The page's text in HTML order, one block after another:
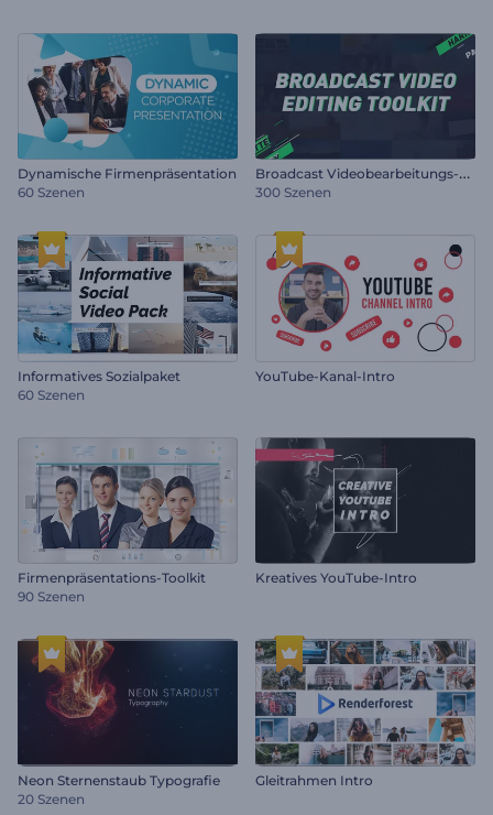
Dynamische Firmenpräsentation
60 Szenen
B
roadcast Videobearbeitungs-Toolkit
300 Szenen
Informatives Sozialpaket
60 Szenen
YouTube-Kanal-Intro
Firmenpräsentations-Toolkit
90 Szenen
Kreatives YouTube-Intro
Neon Sternenstaub Typografie
20 Szenen
Gleitrahmen Intro